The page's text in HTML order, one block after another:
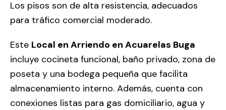
Los pisos son de alta resistencia, adecuados
para tráfico comercial moderado.
Este Local en Arriendo en Acuarelas Buga
incluye cocineta funcional, baño privado, zona de
poseta y una bodega pequeña que facilita
almacenamiento interno. Además, cuenta con
conexiones listas para gas domiciliario, agua y